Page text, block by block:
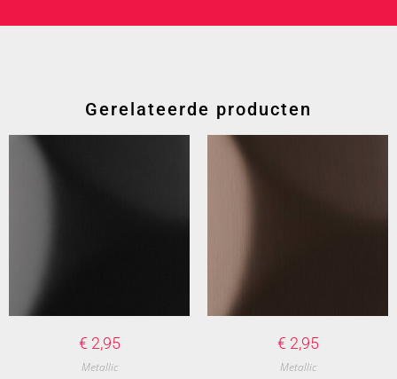
Gerelateerde producten
€ 2,95
Metallic
€ 2,95
Metallic